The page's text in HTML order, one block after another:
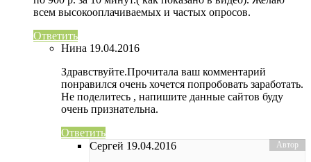
всем высокооплачиваемых и частых опросов.
Ответить
Нина 19.04.2016
Здравствуйте.Прочитала ваш комментарий
понравился очень хочется попробовать заработать.
Не поделитесь , напишите данные сайтов буду
очень признательна.
Ответить
Сергей 19.04.2016